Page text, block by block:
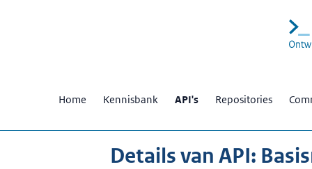
Home Kennisbank API's Repositories
Details van API: